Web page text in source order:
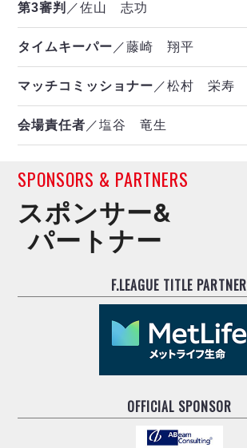
第3審判 ／佐山 志功
タイムキーパー ／藤崎 翔平
マッチコミッショナー ／松村 栄寿
会場責任者 ／塩谷 竜生
SPONSORS & PARTNERS
スポンサー&
パートナー
F.LEAGUE TITLE PARTNER
OFFICIAL SPONSOR